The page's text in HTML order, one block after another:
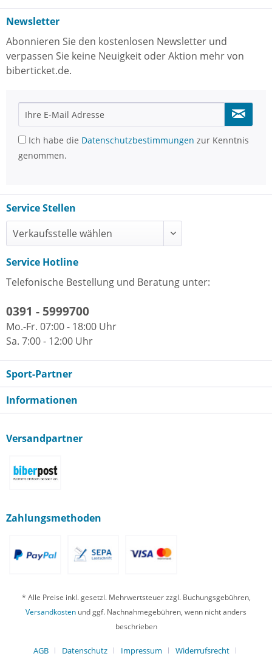
Newsletter
Abonnieren Sie den kostenlosen Newsletter und
verpassen Sie keine Neuigkeit oder Aktion mehr von
biberticket.de.
Ich habe die Datenschutzbestimmungen zur Kenntnis
genommen.
Service Stellen
Service Hotline
Telefonische Bestellung und Beratung unter:
0391 - 5999700
Mo.-Fr. 07:00 - 18:00 Uhr
Sa. 7:00 - 12:00 Uhr
Sport-Partner
Informationen
Versandpartner
Zahlungsmethoden
* Alle Preise inkl. gesetzl. Mehrwertsteuer zzgl. Buchungsgebühren,
Versandkosten und ggf. Nachnahmegebühren, wenn nicht anders
beschrieben
AGB Datenschutz Impressum Widerrufsrecht